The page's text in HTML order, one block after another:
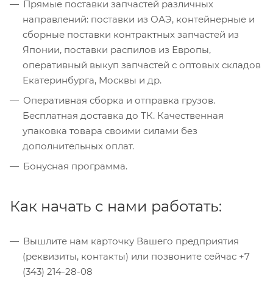
Прямые поставки запчастей различных
направлений: поставки из ОАЭ, контейнерные и
сборные поставки контрактных запчастей из
Японии, поставки распилов из Европы,
оперативный выкуп запчастей с оптовых складов
Екатеринбурга, Москвы и др.
Оперативная сборка и отправка грузов.
Бесплатная доставка до ТК. Качественная
упаковка товара своими силами без
дополнительных оплат.
Бонусная программа.
Как начать с нами работать:
Вышлите нам карточку Вашего предприятия
(реквизиты, контакты) или позвоните сейчас +7
(343) 214-28-08